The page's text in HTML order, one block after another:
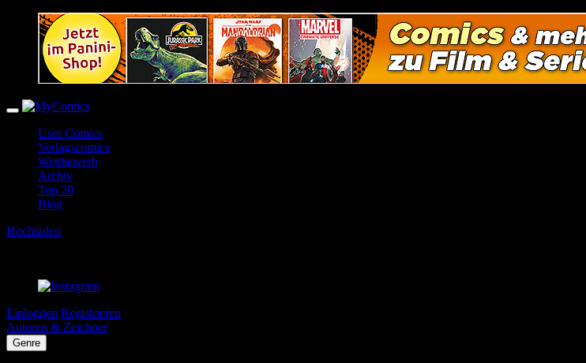
User Comics
Verlagscomics
Wettbewerb
Archiv
Top 20
Blog
Hochladen
Einloggen Registrieren
Autoren & Zeichner
Genre